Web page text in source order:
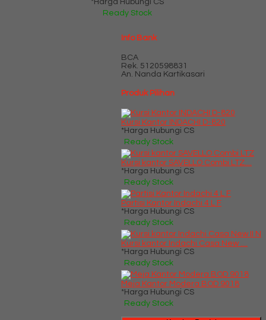
Ready Stock
Info Bank
BCA
Rek. 5120598831
An. Nanda Kartikasari
Produk Pilihan
Kursi Kantor INDACHI D-820
*Harga Hubungi CS
Ready Stock
Kursi kantor SAVELLO Combi LTZ....
*Harga Hubungi CS
Ready Stock
Partisi Kantor Indachi 4 L F
*Harga Hubungi CS
Ready Stock
Kursi kantor Indachi Casa New ....
*Harga Hubungi CS
Ready Stock
Meja Kantor Modera BOD 9018
*Harga Hubungi CS
Ready Stock